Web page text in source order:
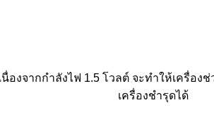
งจากกำลังไฟ 1.5 โวลต์ จะทำให้เครื่อ
เครื่องชำรุดได้